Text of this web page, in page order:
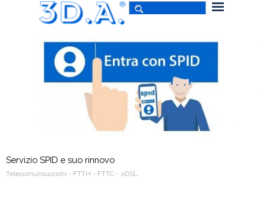
Servizio SPID e suo rinnovo
Telecomunicazioni - FTTH - FTTC - xDSL